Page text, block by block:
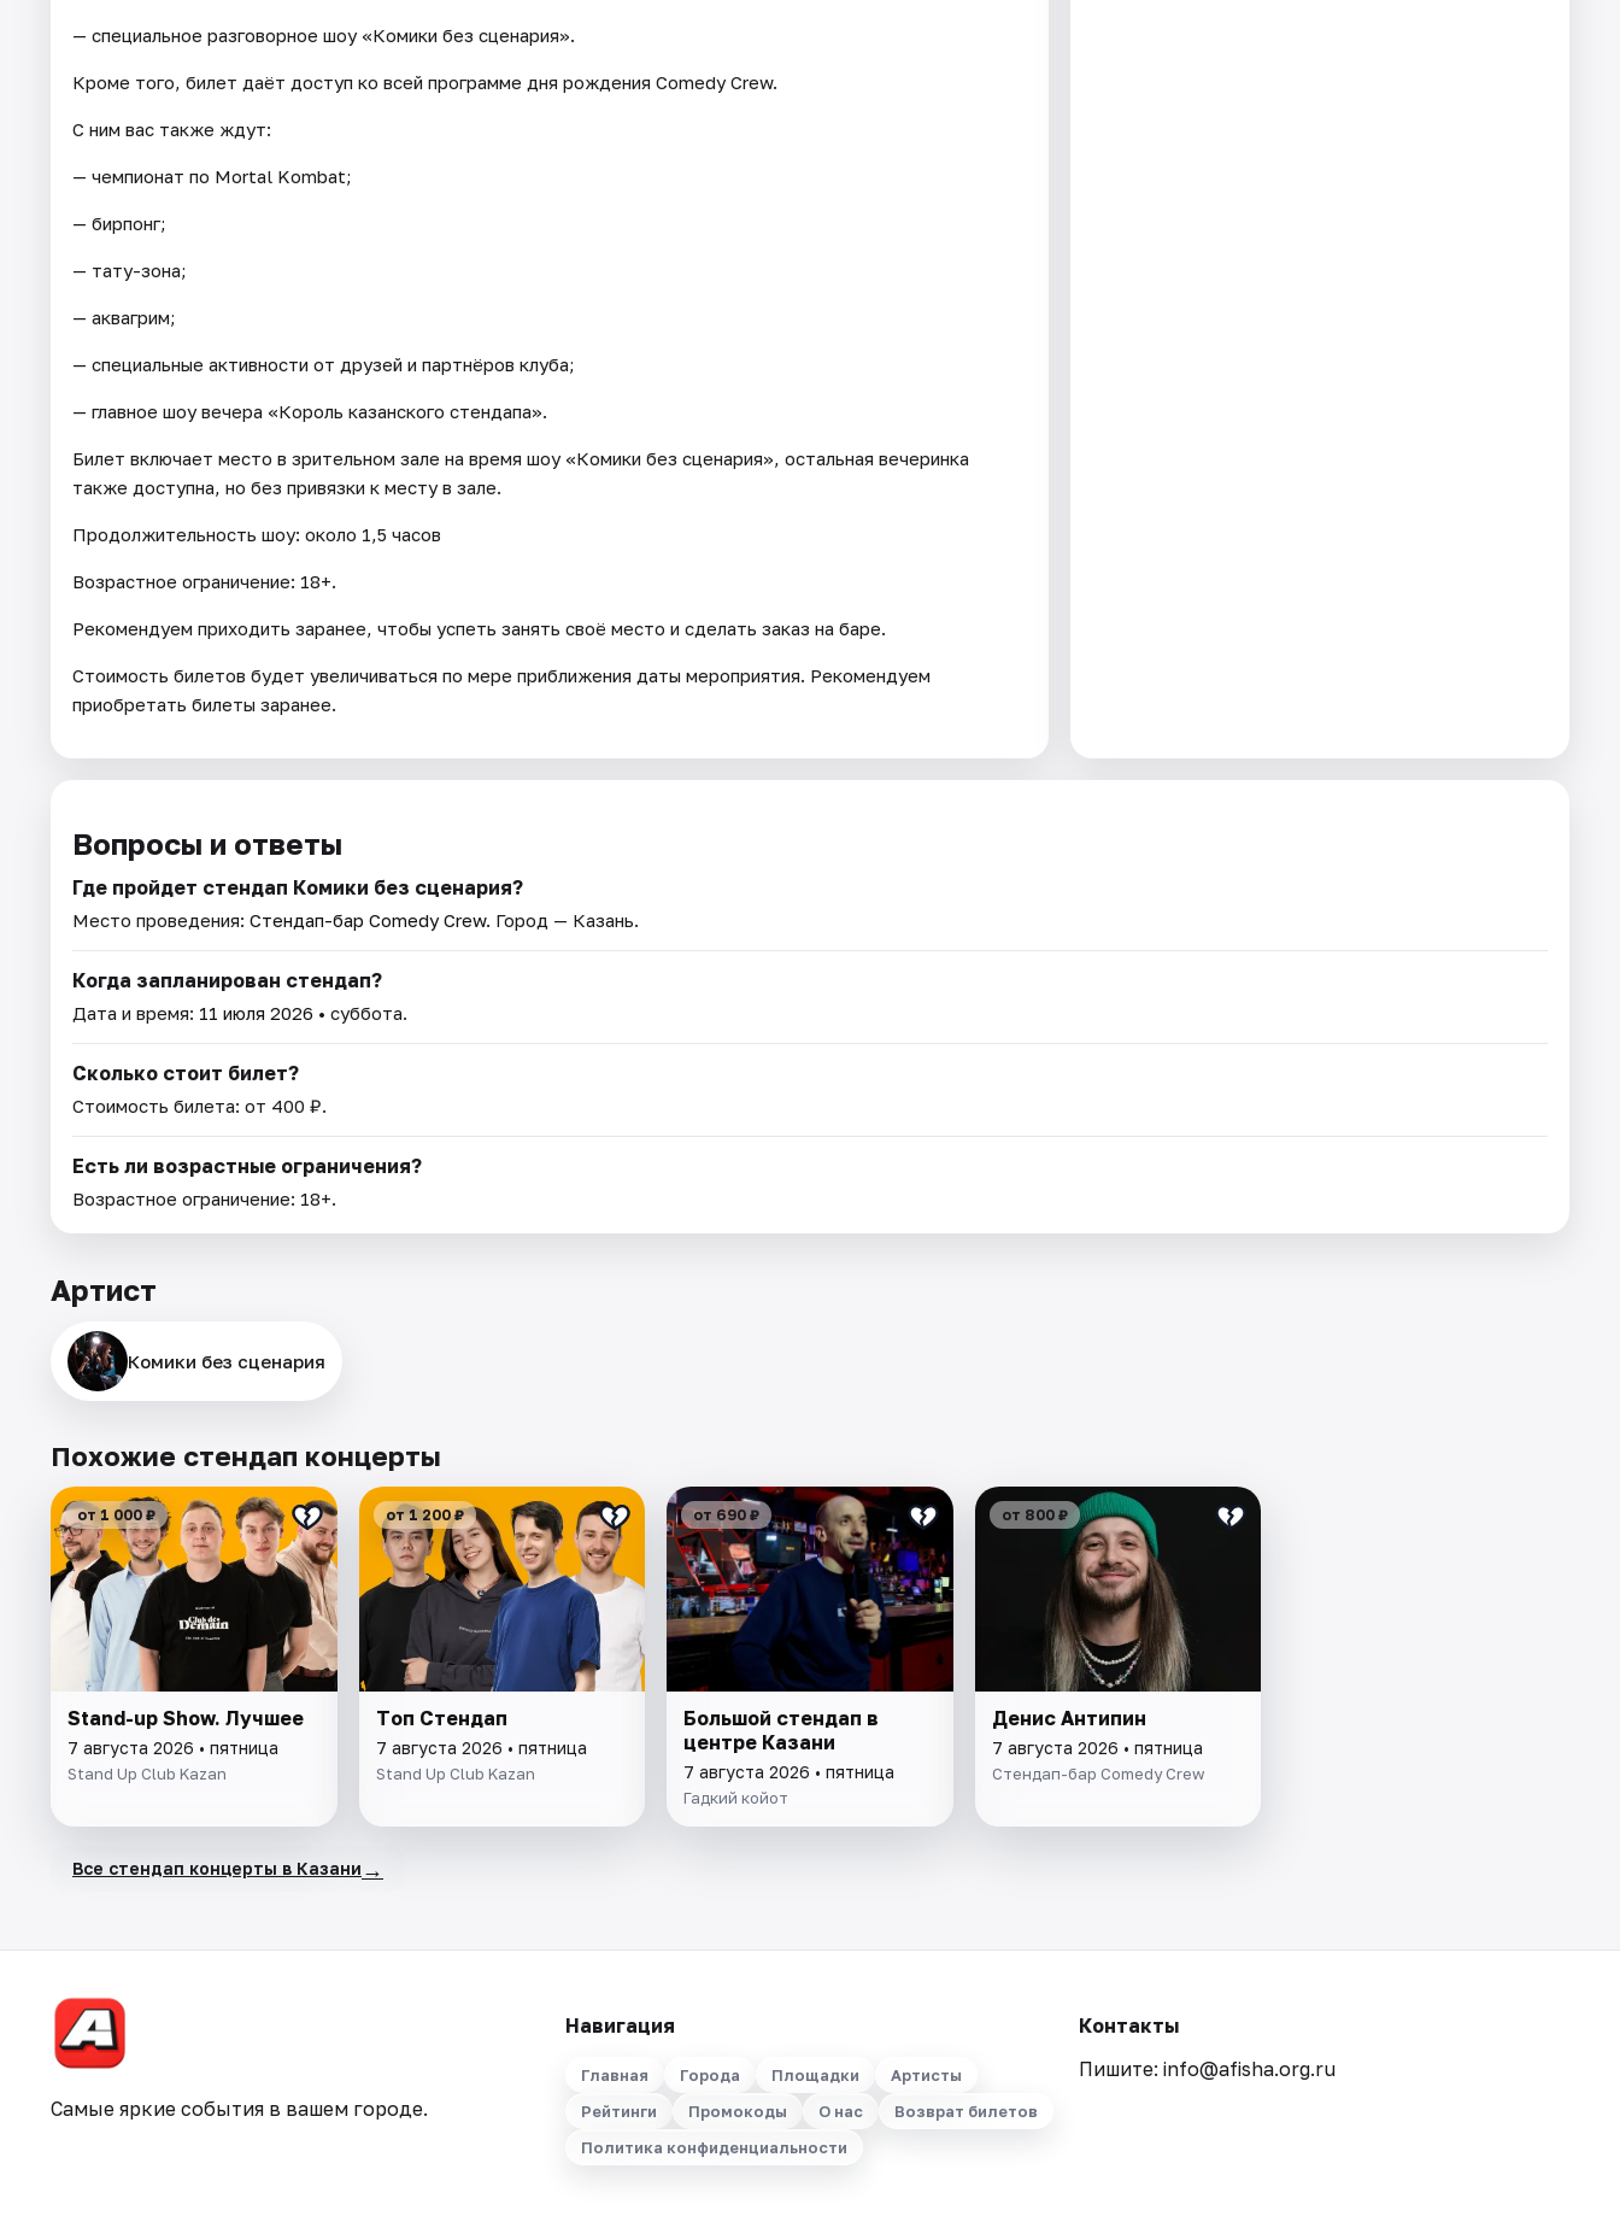
— специальное разговорное шоу «Комики без сценария».
Кроме того, билет даёт доступ ко всей программе дня рождения Comedy Crew.
С ним вас также ждут:
— чемпионат по Mortal Kombat;
— бирпонг;
— тату-зона;
— аквагрим;
— специальные активности от друзей и партнёров клуба;
— главное шоу вечера «Король казанского стендапа».
Билет включает место в зрительном зале на время шоу «Комики без сценария», остальная вечеринка
также доступна, но без привязки к месту в зале.
Продолжительность шоу: около 1,5 часов
Возрастное ограничение: 18+.
Рекомендуем приходить заранее, чтобы успеть занять своё место и сделать заказ на баре.
Стоимость билетов будет увеличиваться по мере приближения даты мероприятия. Рекомендуем
приобретать билеты заранее.
Вопросы и ответы
Где пройдет стендап Комики без сценария?
Место проведения: Стендап-бар Comedy Crew. Город — Казань.
Когда запланирован стендап?
Дата и время: 11 июля 2026 • суббота.
Сколько стоит билет?
Стоимость билета: от 400 ₽.
Есть ли возрастные ограничения?
Возрастное ограничение: 18+.
Артист
Комики без сценария
Похожие стендап концерты
от 1 000 ₽
Stand-up Show. Лучшее
7 августа 2026 • пятница
Stand Up Club Kazan
от 1 200 ₽
Tоп Стендап
7 августа 2026 • пятница
Stand Up Club Kazan
от 690 ₽
Большой стендап в
центре Казани
7 августа 2026 • пятница
Гадкий койот
от 800 ₽
Денис Антипин
7 августа 2026 • пятница
Стендап-бар Comedy Crew
Все стендап концерты в Казани →
Самые яркие события в вашем городе.
Навигация
Главная Города Площадки
Артисты
Рейтинги
Промокоды О нас
Возврат билетов
Политика конфиденциальности
Контакты
Пишите: info@afisha.org.ru